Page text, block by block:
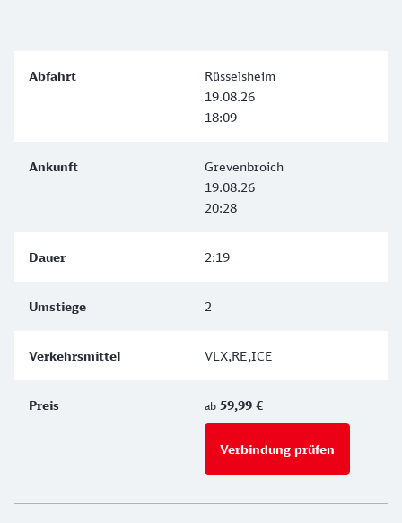
Rüsselsheim
19.08.26
18:09
Grevenbroich
19.08.26
20:28
2:19
2
VLX,RE,ICE
ab 59,99 €
Verbindung prüfen